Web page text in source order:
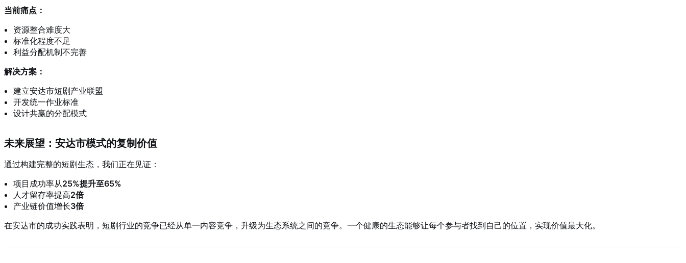
当前痛点：
资源整合难度大
标准化程度不足
利益分配机制不完善
解决方案：
建立安达市短剧产业联盟
开发统一作业标准
设计共赢的分配模式
未来展望：安达市模式的复制价值
通过构建完整的短剧生态，我们正在见证：
项目成功率从25%提升至65%
人才留存率提高2倍
产业链价值增长3倍
在安达市的成功实践表明，短剧行业的竞争已经从单一内容竞争，升级为生态系统之间的竞争。一个健康的生态能够让每个参与者找到自己的位置，实现价值最大化。